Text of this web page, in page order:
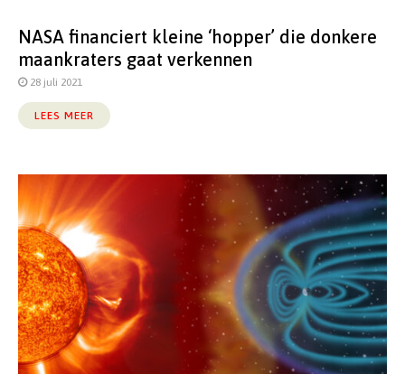
NASA financiert kleine ‘hopper’ die donkere
maankraters gaat verkennen
28 juli 2021
LEES MEER